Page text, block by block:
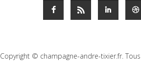
Copyright © champagne-andre-tixier.fr.